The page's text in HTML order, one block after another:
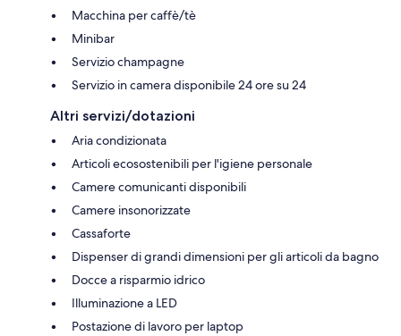
Macchina per caffè/tè
Minibar
Servizio champagne
Servizio in camera disponibile 24 ore su 24
Altri servizi/dotazioni
Aria condizionata
Articoli ecosostenibili per l'igiene personale
Camere comunicanti disponibili
Camere insonorizzate
Cassaforte
Dispenser di grandi dimensioni per gli articoli da bagno
Docce a risparmio idrico
Illuminazione a LED
Postazione di lavoro per laptop